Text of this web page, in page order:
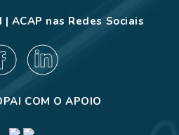
| ACAP nas Redes Sociais
COM O APOIO